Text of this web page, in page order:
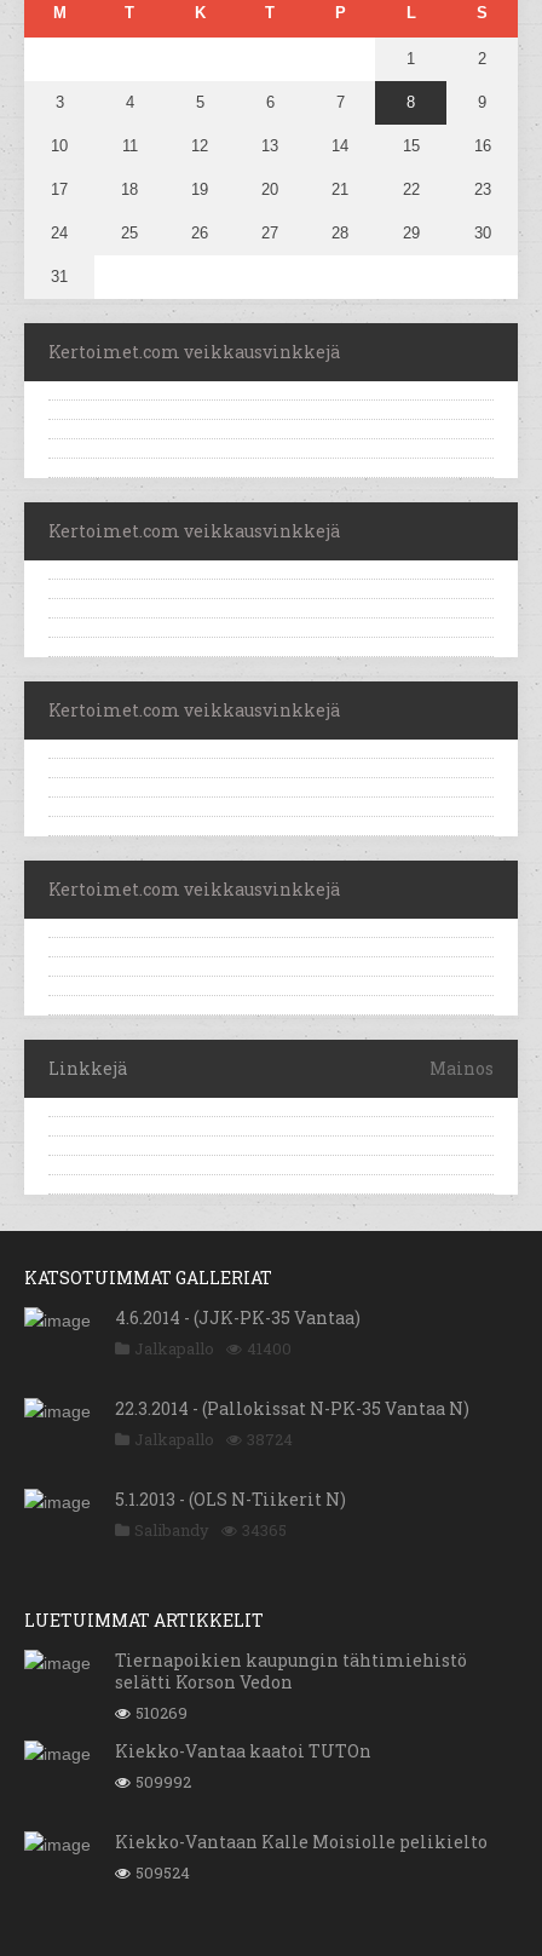
M T K T P L S
1 2
3 4 5 6 7 8 9
10 11 12 13 14 15 16
17 18 19 20 21 22 23
24 25 26 27 28 29 30
31
Kertoimet.com veikkausvinkkejä
Kertoimet.com veikkausvinkkejä
Kertoimet.com veikkausvinkkejä
Kertoimet.com veikkausvinkkejä
Linkkejä Mainos
KATSOTUIMMAT GALLERIAT
4.6.2014 - (JJK-PK-35 Vantaa)
Jalkapallo 41400
22.3.2014 - (Pallokissat N-PK-35 Vantaa N)
Jalkapallo 38724
5.1.2013 - (OLS N-Tiikerit N)
Salibandy 34365
LUETUIMMAT ARTIKKELIT
Tiernapoikien kaupungin tähtimiehistö
selätti Korson Vedon
510269
Kiekko-Vantaa kaatoi TUTOn
509992
Kiekko-Vantaan Kalle Moisiolle pelikielto
509524